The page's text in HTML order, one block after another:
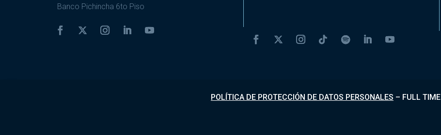
Banco Pichincha 6to Piso
POLÍTICA DE PROTECCIÓN DE DATOS PERSONALES – FULL TIME